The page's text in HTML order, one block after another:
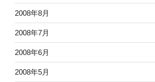
2008年8月
2008年7月
2008年6月
2008年5月